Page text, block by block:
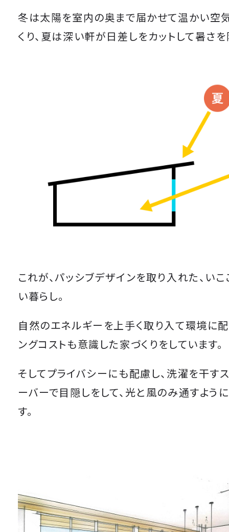
冬は太陽を室内の奥まで届かせて温かい空
くり、夏は深い軒が日差しをカットして暑さを
これが、パッシブデザインを取り入れた、い
い暮らし。
自然のエネルギーを上手く取り入て環境に配
ングコストも意識した家づくりをしています。
そしてプライバシーにも配慮し、洗濯を干す
ーバーで目隠しをして、光と風のみ通すよう
す。